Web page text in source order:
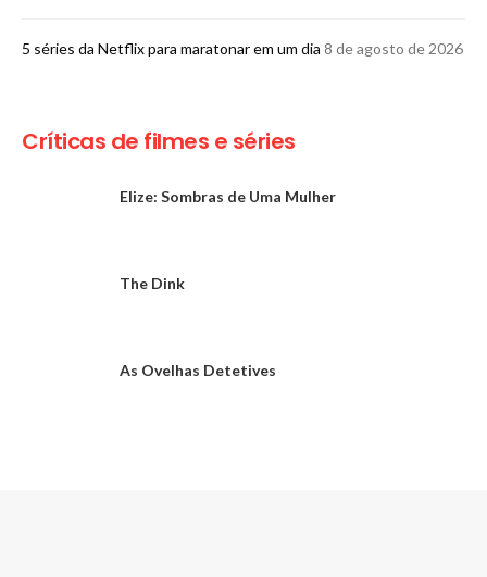
5 séries da Netflix para maratonar em um dia 8 de agosto de 2026
Críticas de filmes e séries
Elize: Sombras de Uma Mulher
The Dink
As Ovelhas Detetives